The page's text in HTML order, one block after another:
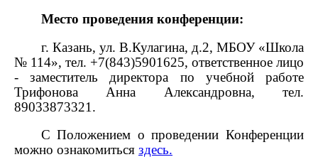
Место проведения конференции:
г. Казань, ул. В.Кулагина, д.2, МБОУ «Школа
№ 114», тел. +7(843)5901625, ответственное лицо
- заместитель директора по учебной работе
Трифонова Анна Александровна, тел.
89033873321.
С Положением о проведении Конференции
можно ознакомиться здесь.